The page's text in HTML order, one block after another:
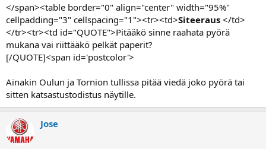
</span><table border="0" align="center" width="95%"
cellpadding="3" cellspacing="1"><tr><td>Siteeraus </td>
</tr><tr><td id="QUOTE">Pitääkö sinne raahata pyörä
mukana vai riittääkö pelkät paperit?
[/QUOTE]<span id='postcolor'>
Ainakin Oulun ja Tornion tullissa pitää viedä joko pyörä tai
sitten katsastustodistus näytille.
Jose